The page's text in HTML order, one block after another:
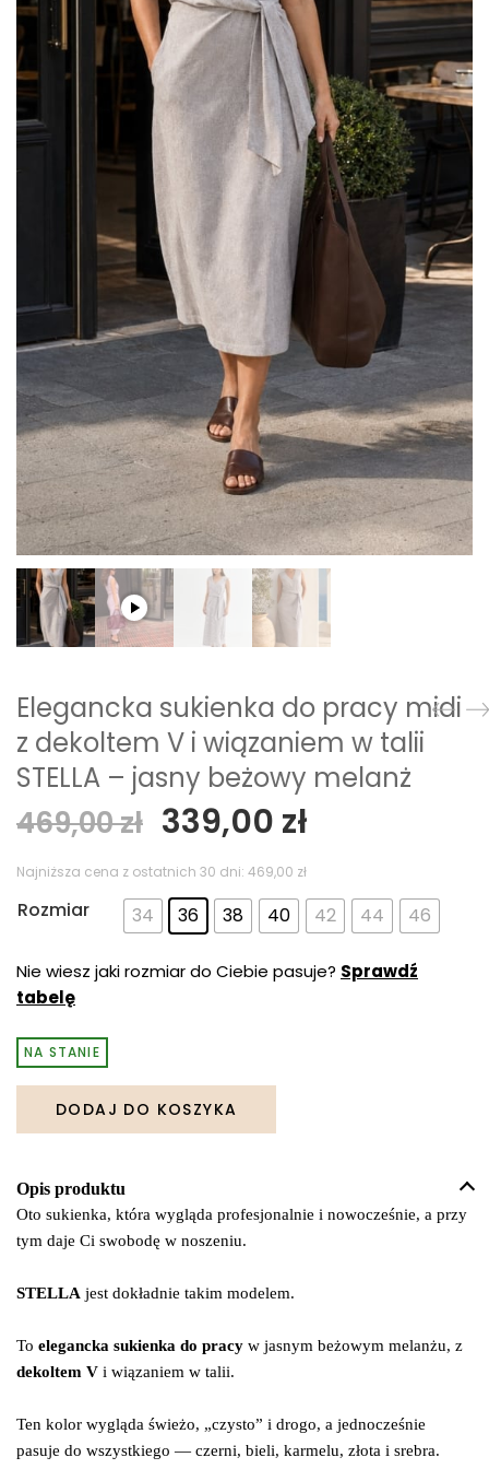
Elegancka sukienka do pracy midi
z dekoltem V i wiązaniem w talii
STELLA – jasny beżowy melanż
469,00zł Pierwotna
cena
wynosiła:
469,00 zł.
339,00 zł
339,00 zł.
Najniższa cena z ostatnich 30 dni: 469,00 zł
Rozmiar 34 36 38 40 42 44 46
Nie wiesz jaki rozmiar do Ciebie pasuje? Sprawdź
tabelę
NA STANIE
DODAJ DO KOSZYKA
Opis produktu
Oto sukienka, która wygląda profesjonalnie i nowocześnie, a przy
tym daje Ci swobodę w noszeniu.
STELLA jest dokładnie takim modelem.
To elegancka sukienka do pracy w jasnym beżowym melanżu, z
dekoltem V i wiązaniem w talii.
Ten kolor wygląda świeżo, „czysto” i drogo, a jednocześnie
pasuje do wszystkiego — czerni, bieli, karmelu, złota i srebra.